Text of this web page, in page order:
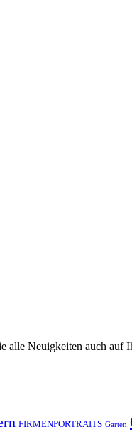
Neuigkeiten auch
FIRMENPORTRAITS Garten